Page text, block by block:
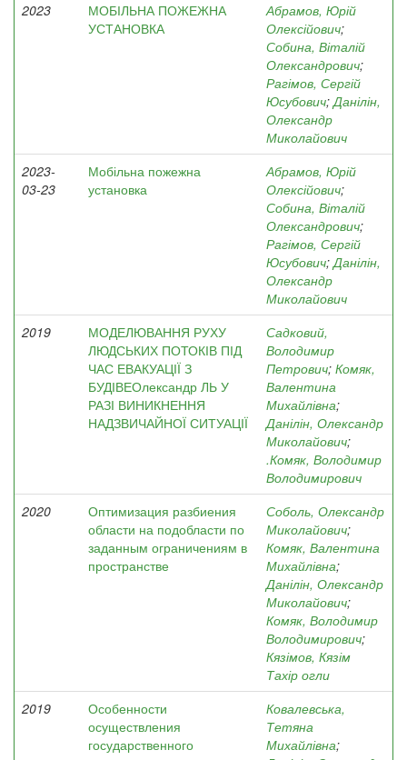
2023
МОБІЛЬНА ПОЖЕЖНА
УСТАНОВКА
Абрамов, Юрій
Олексійович;
Собина, Віталій
Олександрович;
Рагімов, Сергій
Юсубович;Данілін,
Олександр
Миколайович
2023-
03-23
Мобільна пожежна
установка
Абрамов, Юрій
Олексійович;
Собина, Віталій
Олександрович;
Рагімов, Сергій
Юсубович;Данілін,
Олександр
Миколайович
2019
МОДЕЛЮВАННЯ РУХУ
ЛЮДСЬКИХ ПОТОКІВ ПІД
ЧАС ЕВАКУАЦІЇ З
БУДІВЕОлександр ЛЬ У
РАЗІ ВИНИКНЕННЯ
НАДЗВИЧАЙНОЇ СИТУАЦІЇ
Садковий,
Володимир
Петрович; Комяк,
Валентина
Михайлівна;
Данілін, Олександр
Миколайович;
.Комяк, Володимир
Володимирович
2020
Оптимизация разбиения
области на подобласти по
заданным ограничениям в
пространстве
Соболь, Олександр
Миколайович;
Комяк, Валентина
Михайлівна;
Данілін, Олександр
Миколайович;
Комяк, Володимир
Володимирович;
Кязімов, Кязім
Тахір огли
2019
Особенности
осуществления
государственного
Ковалевська,
Тетяна
Михайлівна;